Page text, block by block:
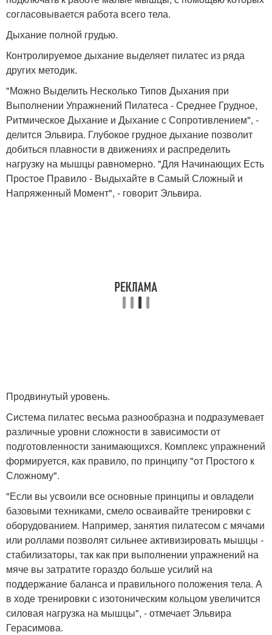
согласовывается работа всего тела.
Дыхание полной грудью.
Контролируемое дыхание выделяет пилатес из ряда
других методик.
"Можно Выделить Несколько Типов Дыхания при
Выполнении Упражнений Пилатеса - Среднее Грудное,
Ритмическое Дыхание и Дыхание с Сопротивлением", -
делится Эльвира. Глубокое грудное дыхание позволит
добиться плавности в движениях и распределить
нагрузку на мышцы равномерно. "Для Начинающих Есть
Простое Правило - Выдыхайте в Самый Сложный и
Напряженный Момент", - говорит Эльвира.
Продвинутый уровень.
Система пилатес весьма разнообразна и подразумевает
различные уровни сложности в зависимости от
подготовленности занимающихся. Комплекс упражнений
формируется, как правило, по принципу "от Простого к
Сложному".
"Если вы усвоили все основные принципы и овладели
базовыми техниками, смело осваивайте тренировки с
оборудованием. Например, занятия пилатесом с мячами
или роллами позволят сильнее активизировать мышцы -
стабилизаторы, так как при выполнении упражнений на
мяче вы затратите гораздо больше усилий на
поддержание баланса и правильного положения тела. А
в ходе тренировки с изотоническим кольцом увеличится
силовая нагрузка на мышцы", - отмечает Эльвира
Герасимова.